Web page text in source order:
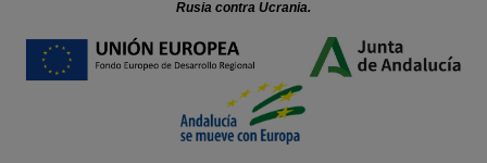
Rusia contra Ucrania.